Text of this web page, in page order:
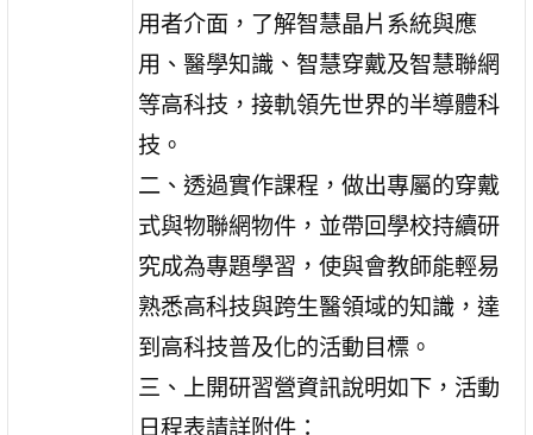
用者介面，了解智慧晶片系統與應
用、醫學知識、智慧穿戴及智慧聯網
等高科技，接軌領先世界的半導體科
技。
二、透過實作課程，做出專屬的穿戴
式與物聯網物件，並帶回學校持續研
究成為專題學習，使與會教師能輕易
熟悉高科技與跨生醫領域的知識，達
到高科技普及化的活動目標。
三、上開研習營資訊說明如下，活動
日程表請詳附件：